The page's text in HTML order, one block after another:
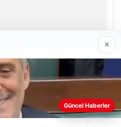
daha iyi anlayabilmek,
geliştirmek amacıyla çerezler
×
Güncel Haberler